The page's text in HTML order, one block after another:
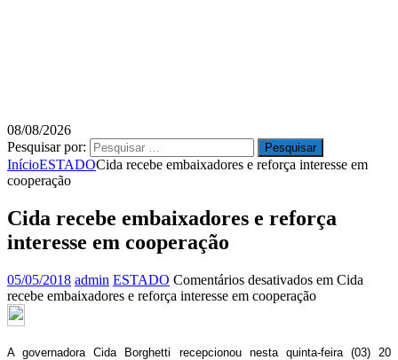
08/08/2026
Pesquisar por:
InícioESTADOCida recebe embaixadores e reforça interesse em
cooperação
Cida recebe embaixadores e reforça
interesse em cooperação
05/05/2018 admin ESTADO Comentários desativados em Cida
recebe embaixadores e reforça interesse em cooperação
A governadora Cida Borghetti recepcionou nesta quinta-feira (03) 20